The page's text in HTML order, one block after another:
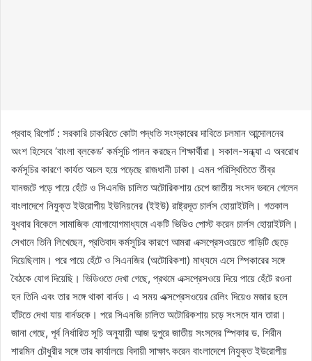
প্রবাহ রিপোর্ট : সরকারি চাকরিতে কোটা পদ্ধতি সংস্কারের দাবিতে চলমান আন্দোলনের
অংশ হিসেবে ‘বাংলা ব্লকেড’ কর্মসূচি পালন করছেন শিক্ষার্থীরা। সকাল-সন্ধ্যা এ অবরোধ
কর্মসূচির কারণে কার্যত অচল হয়ে পড়েছে রাজধানী ঢাকা। এমন পরিস্থিতিতে তীব্র
যানজটে পড়ে পায়ে হেঁটে ও সিএনজি চালিত অটোরিকশায় চেপে জাতীয় সংসদ ভবনে গেলেন
বাংলাদেশে নিযুক্ত ইউরোপীয় ইউনিয়নের (ইইউ) রাষ্ট্রদূত চার্লস হোয়াইটলি। গতকাল
বুধবার বিকেলে সামাজিক যোগাযোগমাধ্যমে একটি ভিডিও পোস্ট করেন চার্লস হোয়াইটলি।
সেখানে তিনি লিখেছেন, প্রতিবাদ কর্মসূচির কারণে আমরা এক্সপ্রেসওয়েতে গাড়িটি ছেড়ে
দিয়েছিলাম। পরে পায়ে হেঁটে ও সিএনজির (অটোরিকশা) মাধ্যমে এসে স্পিকারের সঙ্গে
বৈঠকে যোগ দিয়েছি। ভিডিওতে দেখা গেছে, প্রথমে এক্সপ্রেসওয়ে দিয়ে পায়ে হেঁটে রওনা
হন তিনি এবং তার সঙ্গে থাকা বার্নড। এ সময় এক্সপ্রেসওয়ের রেলিং দিয়েও মজার ছলে
হাঁটতে দেখা যায় বার্নডকে। পরে সিএনজি চালিত অটোরিকশায় চড়ে সংসদে যান তারা।
জানা গেছে, পূর্ব নির্ধারিত সূচি অনুযায়ী আজ দুপুরে জাতীয় সংসদের স্পিকার ড. শিরীন
শারমিন চৌধুরীর সঙ্গে তার কার্যালয়ে বিদায়ী সাক্ষাৎ করেন বাংলাদেশে নিযুক্ত ইউরোপীয়